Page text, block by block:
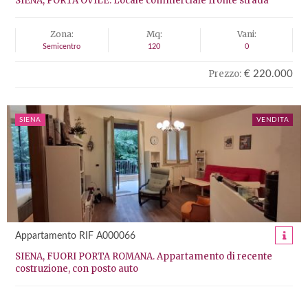
Zona:
Semicentro
Mq:
120
Vani:
0
Prezzo: € 220.000
SIENA VENDITA
Appartamento RIF A000066
SIENA, FUORI PORTA ROMANA. Appartamento di recente
costruzione, con posto auto